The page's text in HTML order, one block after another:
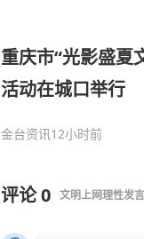
重庆市“光影盛夏
活动在城口举行
金台资讯12小时前
评论0 文明上网理性发